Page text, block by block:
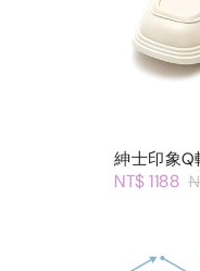
紳士印象Q
NT$ 1188